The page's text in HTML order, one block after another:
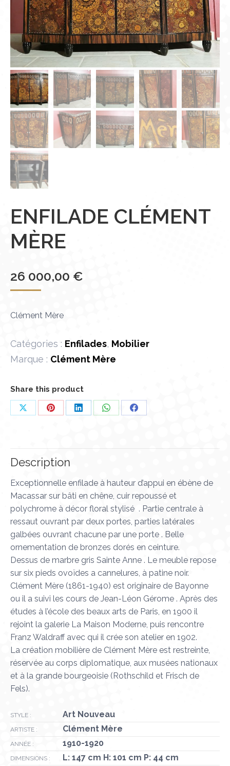
ENFILADE CLÉMENT
MÈRE
26 000,00 €
Clément Mère
Catégories : Enfilades, Mobilier
Marque : Clément Mère
Share this product
PartagerPartagerPartagerPartagerPartager
Description
Exceptionnelle enfilade à hauteur d’appui en ébène de
Macassar sur bâti en chêne, cuir repoussé et
polychrome à décor floral stylisé . Partie centrale à
ressaut ouvrant par deux portes, parties latérales
galbées ouvrant chacune par une porte . Belle
ornementation de bronzes dorés en ceinture.
Dessus de marbre gris Sainte Anne . Le meuble repose
sur six pieds ovoïdes a cannelures, à patine noir.
Clément Mère (1861-1940) est originaire de Bayonne
ou il a suivi les cours de Jean-Léon Gérome . Après des
études à l’école des beaux arts de Paris, en 1900 il
rejoint la galerie La Maison Moderne, puis rencontre
Franz Waldraff avec qui il crée son atelier en 1902.
La création mobilière de Clément Mère est restreinte,
réservée au corps diplomatique, aux musées nationaux
et à la grande bourgeoisie (Rothschild et Frisch de
Fels).
STYLE : Art Nouveau
ARTISTE : Clément Mère
ANNÉE : 1910-1920
DIMENSIONS : L: 147 cm H: 101 cm P: 44 cm